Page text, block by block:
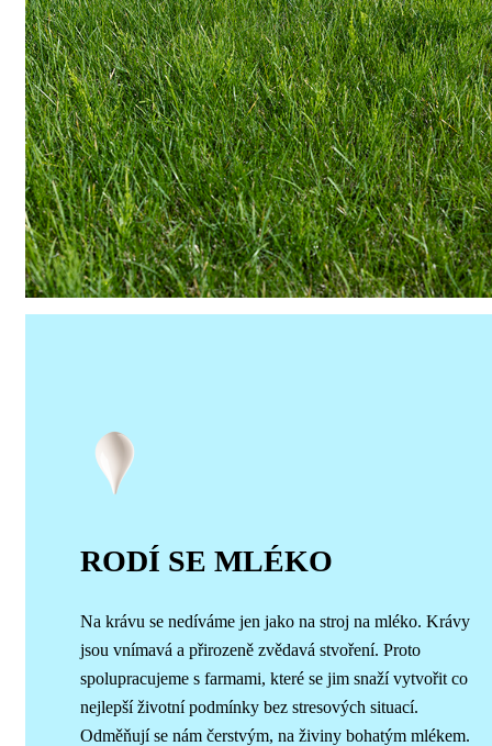
RODÍ SE MLÉKO
Na krávu se nedíváme jen jako na stroj na mléko. Krávy
jsou vnímavá a přirozeně zvědavá stvoření. Proto
spolupracujeme s farmami, které se jim snaží vytvořit co
nejlepší životní podmínky bez stresových situací.
Odměňují se nám čerstvým, na živiny bohatým mlékem.